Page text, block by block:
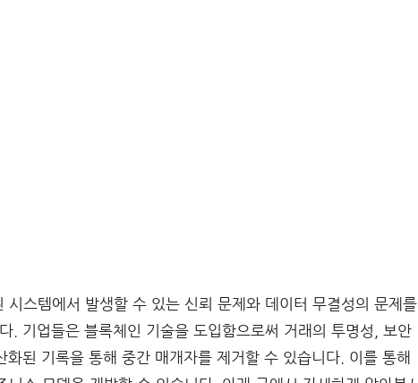
시스템에서 발생할 수 있는 신뢰 문제와 데이터 무결성의 문제를
. 기업들은 블록체인 기술을 도입함으로써 거래의 투명성, 보안
된 기록을 통해 중간 매개자를 제거할 수 있습니다. 이를 통해